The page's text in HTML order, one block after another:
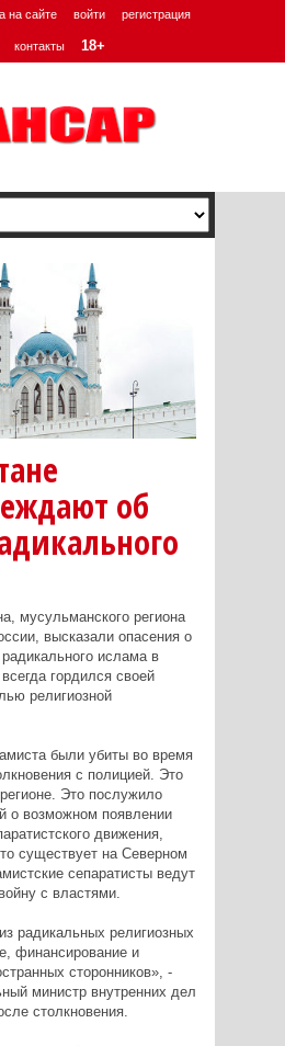
на сайте войти регистрация
контакты 18+
об
мусульманского региона
высказали опасения о
ислама в
гордился своей
религиозной
были убиты во время
с полицией. Это
Это послужило
о возможном появлении
движения,
существует на Северном
сепаратисты ведут
с властями.
радикальных религиозных
финансирование и
сторонников», -
министр внутренних дел
столкновения.